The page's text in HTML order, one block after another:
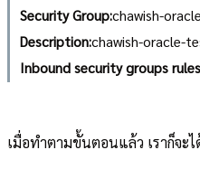
Security Group:chawish-
Description:chawish-oracle-
Inbound security groups
เมื่อทำตามขั้นตอนแล้ว เราก็จะไ